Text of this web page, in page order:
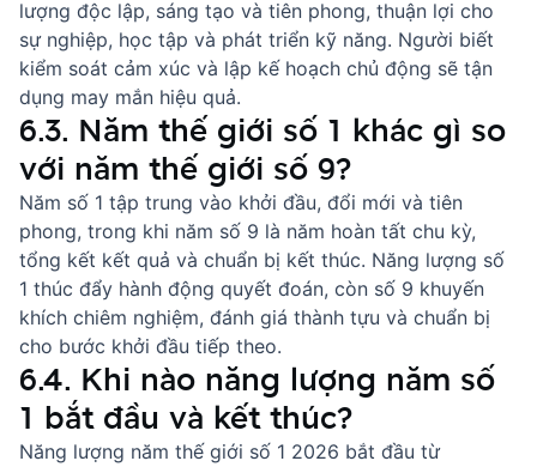
lượng độc lập, sáng tạo và tiên phong, thuận lợi cho
sự nghiệp, học tập và phát triển kỹ năng. Người biết
kiểm soát cảm xúc và lập kế hoạch chủ động sẽ tận
dụng may mắn hiệu quả.
6.3. Năm thế giới số 1 khác gì so
với năm thế giới số 9?
Năm số 1 tập trung vào khởi đầu, đổi mới và tiên
phong, trong khi năm số 9 là năm hoàn tất chu kỳ,
tổng kết kết quả và chuẩn bị kết thúc. Năng lượng số
1 thúc đẩy hành động quyết đoán, còn số 9 khuyến
khích chiêm nghiệm, đánh giá thành tựu và chuẩn bị
cho bước khởi đầu tiếp theo.
6.4. Khi nào năng lượng năm số
1 bắt đầu và kết thúc?
Năng lượng năm thế giới số 1 2026 bắt đầu từ